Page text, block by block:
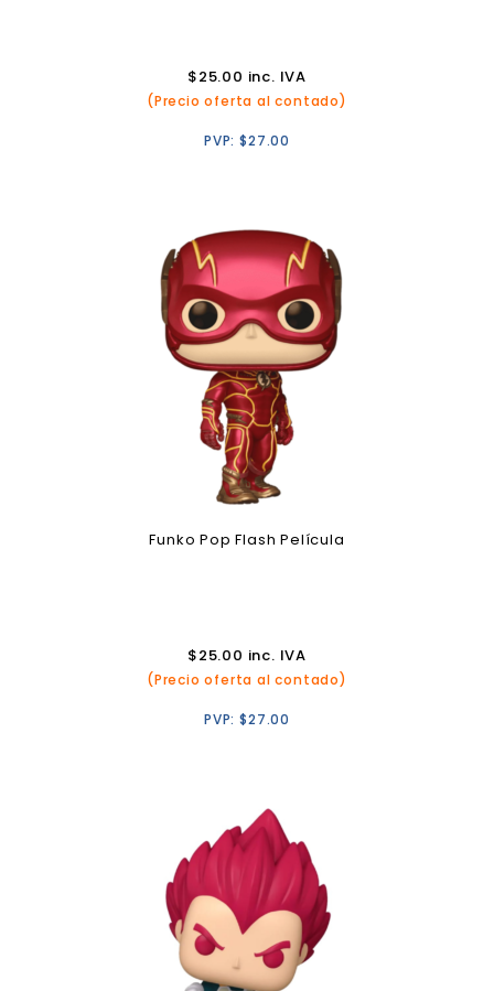
$25.00 inc. IVA
(Precio oferta al contado)
PVP:$27.00
Funko Pop Flash Película
$25.00 inc. IVA
(Precio oferta al contado)
PVP:$27.00